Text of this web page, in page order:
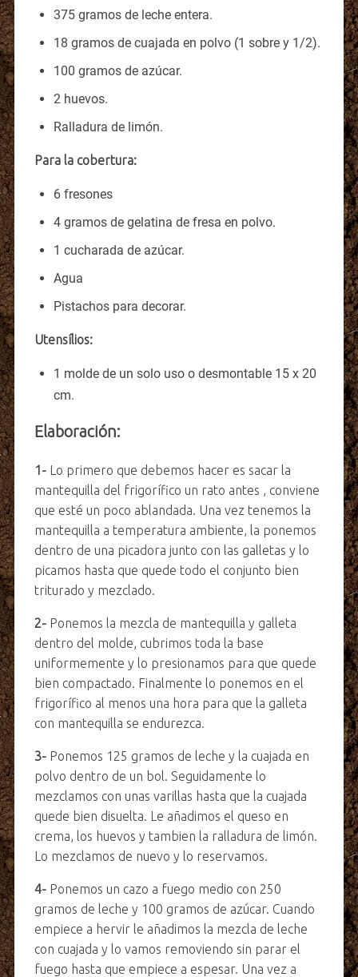
375 gramos de leche entera.
18 gramos de cuajada en polvo (1 sobre y 1/2).
100 gramos de azúcar.
2 huevos.
Ralladura de limón.
Para la cobertura:
6 fresones
4 gramos de gelatina de fresa en polvo.
1 cucharada de azúcar.
Agua
Pistachos para decorar.
Utensílios:
1 molde de un solo uso o desmontable 15 x 20
cm.
Elaboración:
1- Lo primero que debemos hacer es sacar la
mantequilla del frigorífico un rato antes , conviene
que esté un poco ablandada. Una vez tenemos la
mantequilla a temperatura ambiente, la ponemos
dentro de una picadora junto con las galletas y lo
picamos hasta que quede todo el conjunto bien
triturado y mezclado.
2-Ponemos la mezcla de mantequilla y galleta
dentro del molde, cubrimos toda la base
uniformemente y lo presionamos para que quede
bien compactado. Finalmente lo ponemos en el
frigorífico al menos una hora para que la galleta
con mantequilla se endurezca.
3-Ponemos 125 gramos de leche y la cuajada en
polvo dentro de un bol. Seguidamente lo
mezclamos con unas varillas hasta que la cuajada
quede bien disuelta. Le añadimos el queso en
crema, los huevos y tambien la ralladura de limón.
Lo mezclamos de nuevo y lo reservamos.
4-Ponemos un cazo a fuego medio con 250
gramos de leche y 100 gramos de azúcar. Cuando
empiece a hervir le añadimos la mezcla de leche
con cuajada y lo vamos removiendo sin parar el
fuego hasta que empiece a espesar. Una vez a